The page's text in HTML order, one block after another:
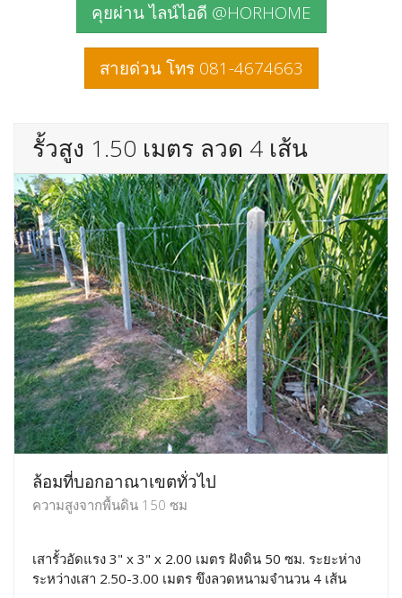
คุยผ่าน ไลน์ไอดี @HORHOME
สายด่วน โทร 081-4674663
รั้วสูง 1.50 เมตร ลวด 4 เส้น
ล้อมที่บอกอาณาเขตทั่วไป
ความสูงจากพื้นดิน 150 ซม
เสารั้วอัดแรง 3" x 3" x 2.00 เมตร ฝังดิน 50 ซม. ระยะห่าง
ระหว่างเสา 2.50-3.00 เมตร ขึงลวดหนามจำนวน 4 เส้น